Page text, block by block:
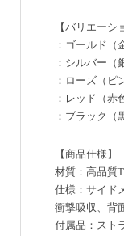
【バリエーシ
：ゴールド（
：シルバー（
：ローズ（ピ
：レッド（赤
：ブラック（
【商品仕様】
材質：高品質
仕様：サイド
衝撃吸収、背
付属品：スト